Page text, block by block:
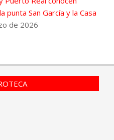
punta San García y la Casa
de 2026